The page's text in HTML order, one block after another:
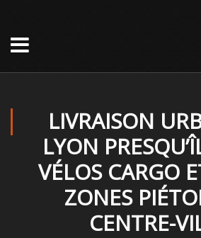
LIVRAISON
LYON
VÉLOS CARGO
ZONES
CENTRE-